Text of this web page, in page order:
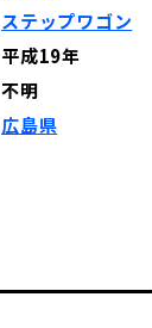
ステップワゴン
平成19年
不明
広島県